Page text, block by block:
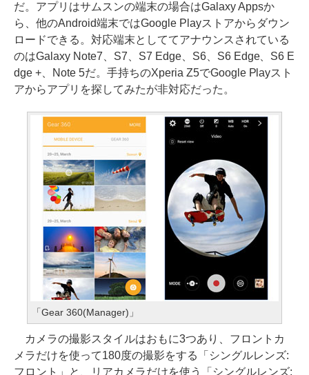
だ。アプリはサムスンの端末の場合はGalaxy Appsか
ら、他のAndroid端末ではGoogle Playストアからダウン
ロードできる。対応端末としててアナウンスされている
のはGalaxy Note7、S7、S7 Edge、S6、S6 Edge、S6 E
dge +、Note 5だ。手持ちのXperia Z5でGoogle Playスト
アからアプリを探してみたが非対応だった。
「Gear 360(Manager)」
カメラの撮影スタイルはおもに3つあり、フロントカ
メラだけを使って180度の撮影をする「シングルレンズ:
フロント」と、リアカメラだけを使う「シングルレンズ: